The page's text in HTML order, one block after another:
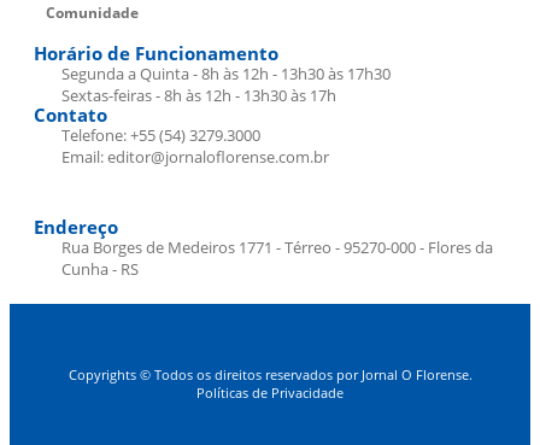
Comunidade
Horário de Funcionamento
Segunda a Quinta - 8h às 12h - 13h30 às 17h30
Sextas-feiras - 8h às 12h - 13h30 às 17h
Contato
Telefone: +55 (54) 3279.3000
Email: editor@jornaloflorense.com.br
Endereço
Rua Borges de Medeiros 1771 - Térreo - 95270-000 - Flores da
Cunha - RS
Copyrights © Todos os direitos reservados por Jornal O Florense.
Políticas de Privacidade